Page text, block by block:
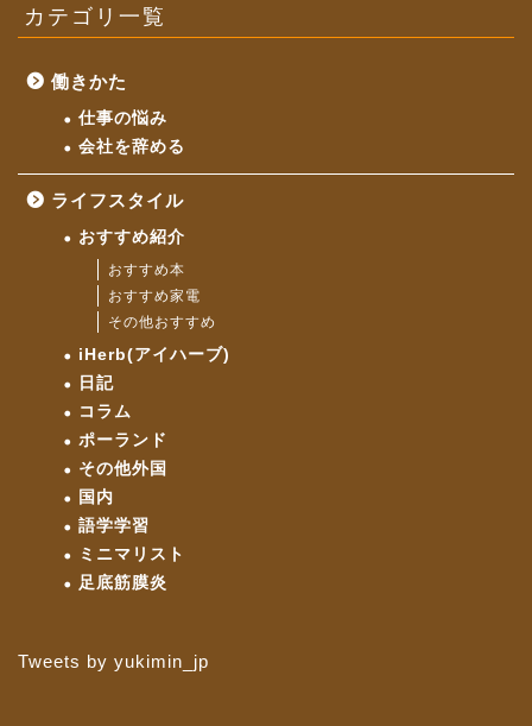
カテゴリ一覧
働きかた
仕事の悩み
会社を辞める
ライフスタイル
おすすめ紹介
おすすめ本
おすすめ家電
その他おすすめ
iHerb(アイハーブ)
日記
コラム
ポーランド
その他外国
国内
語学学習
ミニマリスト
足底筋膜炎
Tweets by yukimin_jp